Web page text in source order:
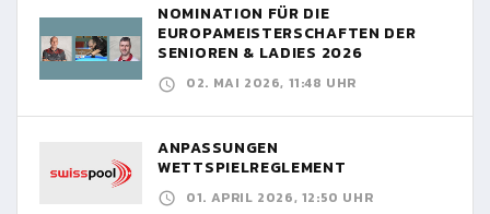
NOMINATION FÜR DIE
EUROPAMEISTERSCHAFTEN DER
SENIOREN & LADIES 2026
02. MAI 2026, 11:48 UHR
ANPASSUNGEN
WETTSPIELREGLEMENT
01. APRIL 2026, 12:50 UHR